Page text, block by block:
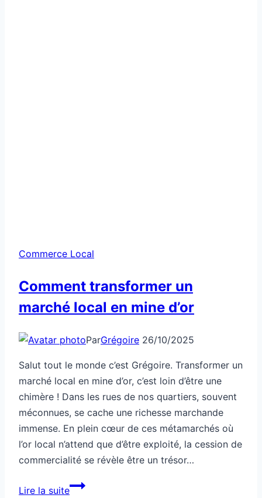
Commerce Local
Comment transformer un
marché local en mine d’or
ParGrégoire 26/10/2025
Salut tout le monde c’est Grégoire. Transformer un
marché local en mine d’or, c’est loin d’être une
chimère ! Dans les rues de nos quartiers, souvent
méconnues, se cache une richesse marchande
immense. En plein cœur de ces métamarchés où
l’or local n’attend que d’être exploité, la cession de
commercialité se révèle être un trésor…
Lire la suiteComment